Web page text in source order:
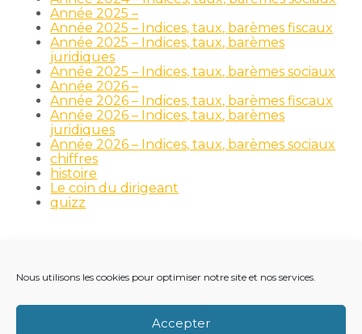
Nous utilisons les cookies pour optimiser notre site et nos services.
Accepter
Année 2025 –
Année 2025 – Indices, taux, barèmes fiscaux
Année 2025 – Indices, taux, barèmes
juridiques
Année 2025 – Indices, taux, barèmes sociaux
Année 2026 –
Année 2026 – Indices, taux, barèmes fiscaux
Année 2026 – Indices, taux, barèmes
juridiques
Année 2026 – Indices, taux, barèmes sociaux
chiffres
histoire
Le coin du dirigeant
quizz
Principale
RECRUTEMENT
NOTRE ACTUALITÉ